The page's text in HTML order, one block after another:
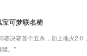
宝可梦联名椅
决赛首个五杀，加上地火2.0
。”